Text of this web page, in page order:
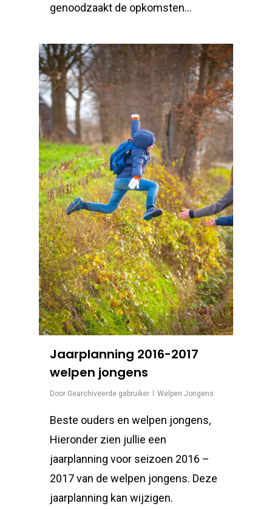
genoodzaakt de opkomsten...
Jaarplanning 2016-2017
welpen jongens
Door Gearchiveerde gebruiker Welpen Jongens
Beste ouders en welpen jongens,
Hieronder zien jullie een
jaarplanning voor seizoen 2016 –
2017 van de welpen jongens. Deze
jaarplanning kan wijzigen.